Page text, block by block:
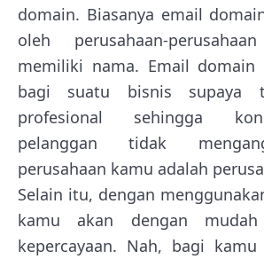
domain. Biasanya email
oleh perusahaan-
memiliki nama. Email domain
bagi suatu bisnis supaya
profesional sehingga
pelanggan tidak
perusahaan kamu adalah
Selain itu, dengan
kamu akan dengan mudah
kepercayaan. Nah, bagi